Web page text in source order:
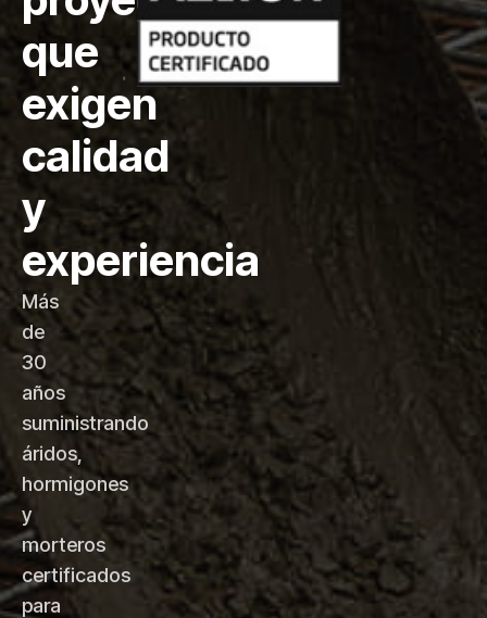
que
exigen
calidad
y
experiencia
Más
de
30
años
suministrando
áridos,
hormigones
y
morteros
certificados
para